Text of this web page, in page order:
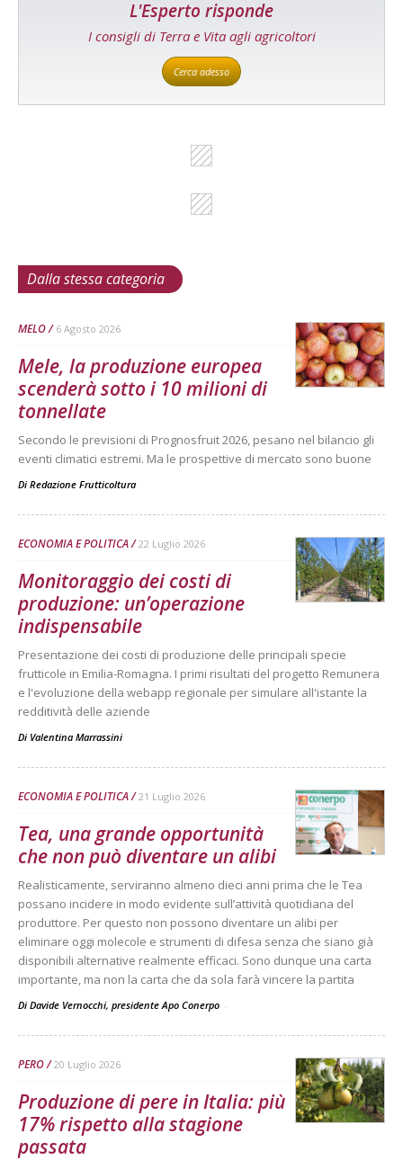
L'Esperto risponde
I consigli di Terra e Vita agli agricoltori
Cerca adesso
Dalla stessa categoria
MELO 6 Agosto 2026
Mele, la produzione europea
scenderà sotto i 10 milioni di
tonnellate
Secondo le previsioni di Prognosfruit 2026, pesano nel bilancio gli
eventi climatici estremi. Ma le prospettive di mercato sono buone
Di Redazione Frutticoltura
ECONOMIA E POLITICA 22 Luglio 2026
Monitoraggio dei costi di
produzione: un’operazione
indispensabile
Presentazione dei costi di produzione delle principali specie
frutticole in Emilia-Romagna. I primi risultati del progetto Remunera
e l'evoluzione della webapp regionale per simulare all'istante la
redditività delle aziende
Di Valentina Marrassini
ECONOMIA E POLITICA 21 Luglio 2026
Tea, una grande opportunità
che non può diventare un alibi
Realisticamente, serviranno almeno dieci anni prima che le Tea
possano incidere in modo evidente sull’attività quotidiana del
produttore. Per questo non possono diventare un alibi per
eliminare oggi molecole e strumenti di difesa senza che siano già
disponibili alternative realmente efficaci. Sono dunque una carta
importante, ma non la carta che da sola farà vincere la partita
Di Davide Vernocchi, presidente Apo Conerpo -
PERO 20 Luglio 2026
Produzione di pere in Italia: più
17% rispetto alla stagione
passata